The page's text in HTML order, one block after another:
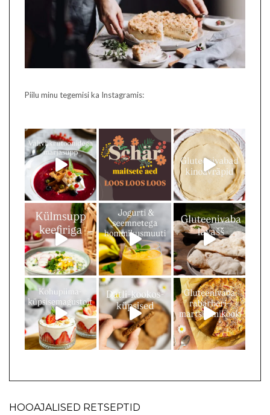
Piilu minu tegemisi ka Instagramis:
HOOAJALISED RETSEPTID